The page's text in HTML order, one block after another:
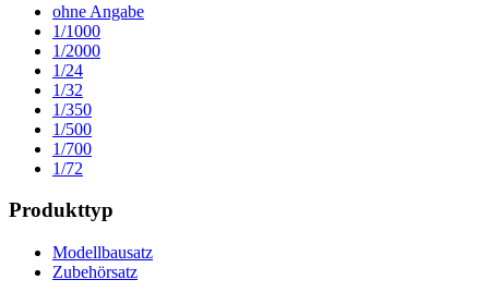
ohne Angabe
1/1000
1/2000
1/24
1/32
1/350
1/500
1/700
1/72
Produkttyp
Modellbausatz
Zubehörsatz